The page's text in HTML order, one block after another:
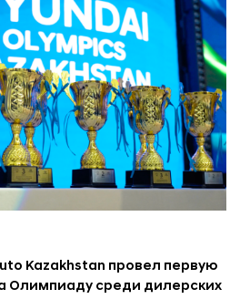
Kazakhstan провел первую
Олимпиаду среди дилерских